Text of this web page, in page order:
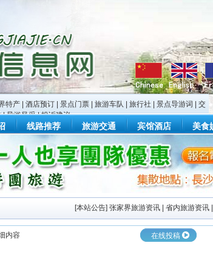
特产 酒店预订 景点门票 旅游车队 旅行社 景点导游词
交
|导游风采|投诉建议
线路推荐 旅游交通 宾馆酒店 美食
[本站公告] 张家界旅游资讯 省内旅游资讯
内容 在线投稿